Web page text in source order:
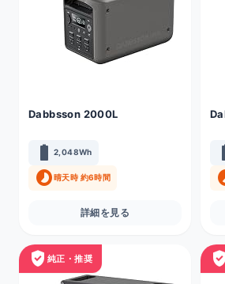
Dabbsson 2000L
battery_full 2,048Wh
timelapse晴天時 約6時間
詳細を見る
verified_user 純正・推奨 verified_user